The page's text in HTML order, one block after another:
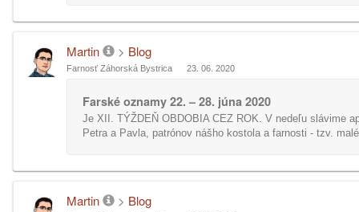
Martin > Blog
Farnosť Záhorská Bystrica 23. 06. 2020
Farské oznamy 22. – 28. júna 2020
Je XII. TÝŽDEŇ OBDOBIA CEZ ROK. V nedeľu slávime
Petra a Pavla, patrónov nášho kostola a farnosti - tzv.
Martin > Blog